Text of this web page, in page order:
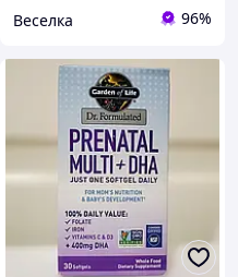
Веселка 96%